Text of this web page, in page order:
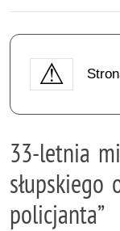
33-letnia
słupskiego
policjanta”